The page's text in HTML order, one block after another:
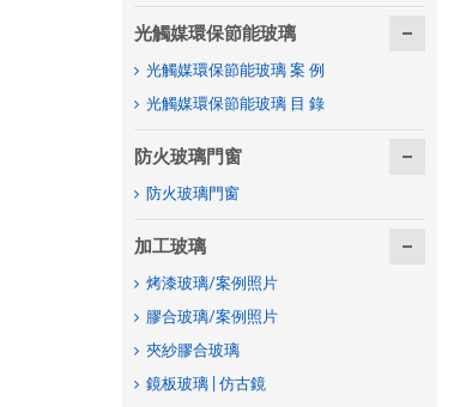
光觸媒環保節能玻璃
光觸媒環保節能玻璃 案 例
光觸媒環保節能玻璃 目 錄
防火玻璃門窗
防火玻璃門窗
加工玻璃
烤漆玻璃/案例照片
膠合玻璃/案例照片
夾紗膠合玻璃
鏡板玻璃 | 仿古鏡